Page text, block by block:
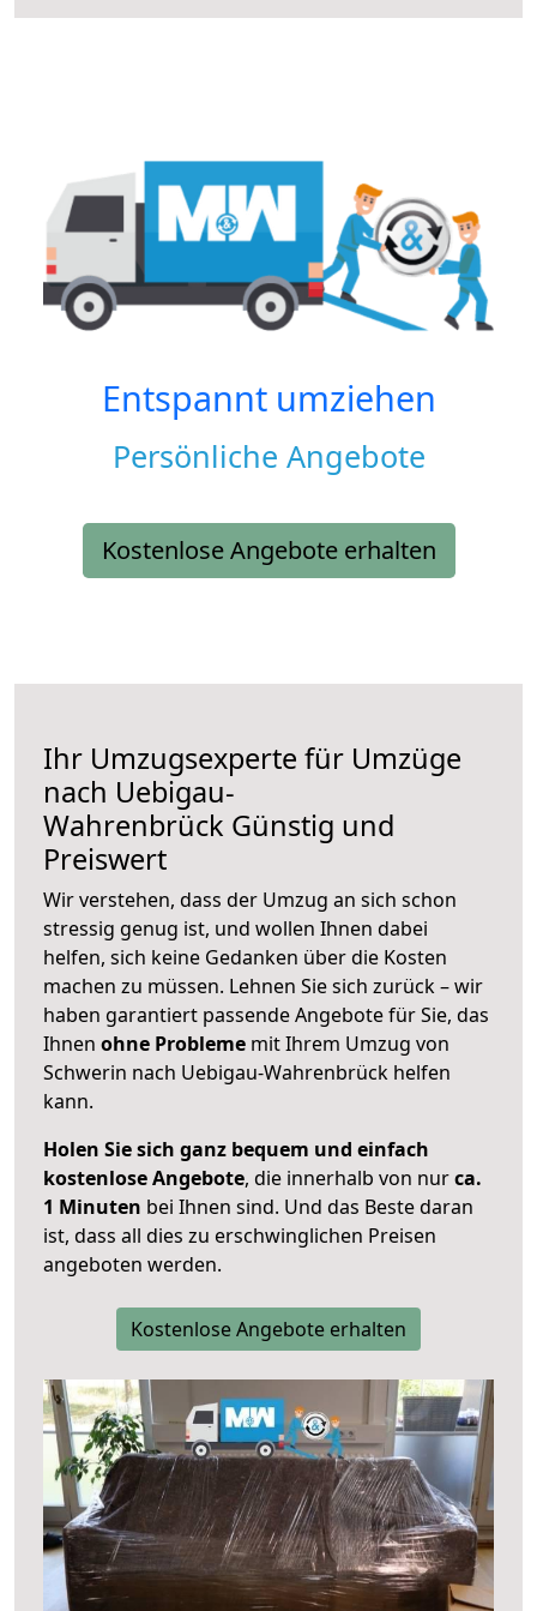
Entspannt umziehen
Persönliche Angebote
Kostenlose Angebote erhalten
Ihr Umzugsexperte für Umzüge
nach Uebigau-
Wahrenbrück Günstig und
Preiswert
Wir verstehen, dass der Umzug an sich schon
stressig genug ist, und wollen Ihnen dabei
helfen, sich keine Gedanken über die Kosten
machen zu müssen. Lehnen Sie sich zurück – wir
haben garantiert passende Angebote für Sie, das
Ihnen ohne Probleme mit Ihrem Umzug von
Schwerin nach Uebigau-Wahrenbrück helfen
kann.
Holen Sie sich ganz bequem und einfach
kostenlose Angebote, die innerhalb von nurca.
1 Minuten bei Ihnen sind. Und das Beste daran
ist, dass all dies zu erschwinglichen Preisen
angeboten werden.
Kostenlose Angebote erhalten